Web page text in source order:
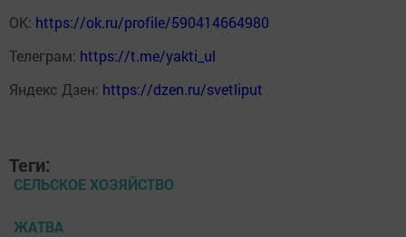
ОК: https://ok.ru/profile/590414664980
Телеграм: https://t.me/yakti_ul
Яндекс Дзен: https://dzen.ru/svetliput
Теги:
СЕЛЬСКОЕ ХОЗЯЙСТВО
ЖАТВА